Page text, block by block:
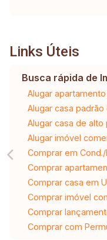
Links Úteis
Busca rápida de
Alugar
Alugar casa padrão
Alugar casa de alto
Alugar imóvel
Comprar em
Comprar
Comprar casa em
Comprar imóvel
Comprar
Comprar com